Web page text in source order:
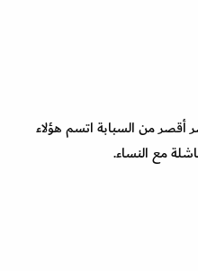
أقصر من السبابة اتسم هؤلاء
مع النساء.